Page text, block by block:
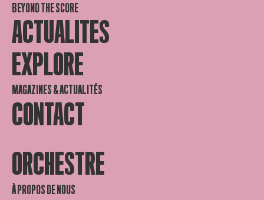
BEYOND THE SCORE
ACTUALITES
EXPLORE
MAGAZINES & ACTUALITÉS
CONTACT
ORCHESTRE
À PROPOS DE NOUS